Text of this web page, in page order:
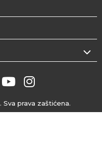
. Sva prava zaštićena.